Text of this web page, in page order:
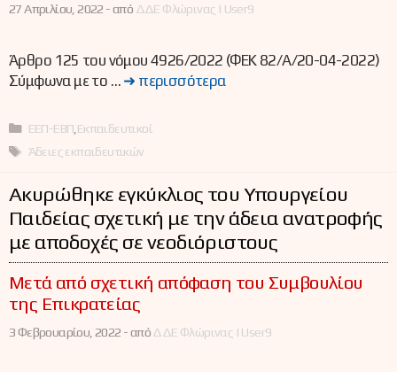
27 Απριλίου, 2022 -από ΔΔΕ Φλώρινας | User9
Άρθρο 125 του νόμου 4926/2022 (ΦΕΚ 82/Α/20-04-2022)
Σύμφωνα με το … ➜ περισσότερα
Κατηγορίες
ΕΕΠ-ΕΒΠ Εκπαιδευτικοί
Ετικέτες
Άδειες εκπαιδευτικών
Ακυρώθηκε εγκύκλιος του Υπουργείου
Παιδείας σχετική με την άδεια ανατροφής
με αποδοχές σε νεοδιόριστους
Μετά από σχετική απόφαση του Συμβουλίου
της Επικρατείας
3 Φεβρουαρίου, 2022 -απόΔΔΕ Φλώρινας | User9